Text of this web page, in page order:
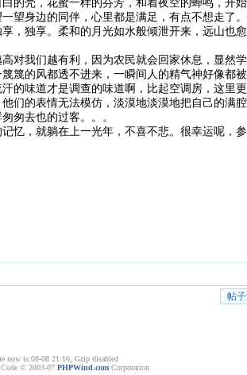
望身边的同伴，心里都是满足，有点不想走了
，独享。柔和的月光如水般倾泄开来，远山也
对我们越有利，因为农民就会回家休息，显然
篾的风都透不进来，一瞬间人的精气神好像都
的味道才是调查的味道啊，比起空调房，这里
们的表情无法模仿，淡漠地淡漠地把自己的满
匆去也的过客。。。
忆，就躺在上一光年，不喜不悲。很幸运呢，
帖
now is:08-08 21:16, Gzip disabled
Code © 2003-07 PHPWind.com Corporation